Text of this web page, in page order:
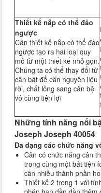
Thiết kế nắp có thể đảo
ngược
Cân thiết kế nắp có thể đảo
ngược tạo ra hai loại quy
mô từ một thiết kế nhỏ gọn.
Chúng ta có thể thay đổi từ
cân bát để cân nguyên liệu
rời, chất lỏng sang cân bệ
vô cùng tiện lợi
Những tính năng nổi
Joseph Joseph 40054
Đa dạng các chức năng
Cân có chức năng cân
trong cùng một bát tiện
cân nhiều thành phần
Thiết kế 2 trong 1 với